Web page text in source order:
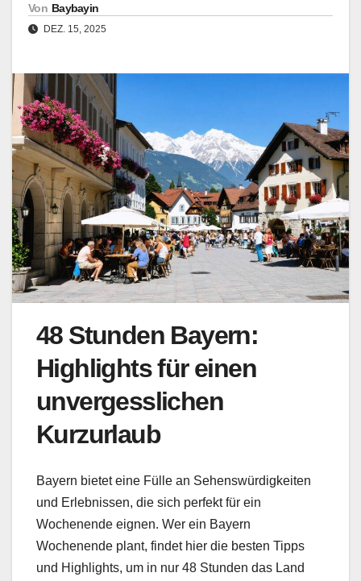
Von Baybayin
DEZ. 15, 2025
48 Stunden Bayern:
Highlights für einen
unvergesslichen
Kurzurlaub
Bayern bietet eine Fülle an Sehenswürdigkeiten
und Erlebnissen, die sich perfekt für ein
Wochenende eignen. Wer ein Bayern
Wochenende plant, findet hier die besten Tipps
und Highlights, um in nur 48 Stunden das Land